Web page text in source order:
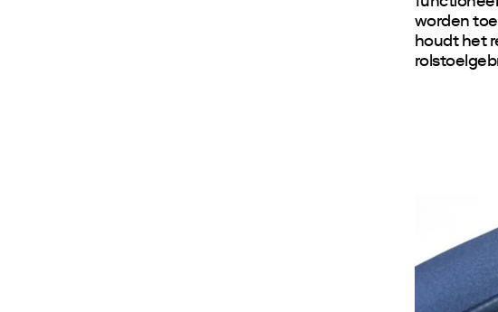
worden
houdt het